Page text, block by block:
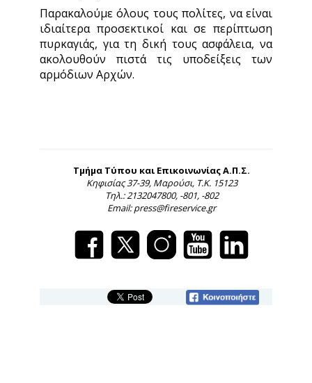
Παρακαλούμε όλους τους πολίτες, να είναι
ιδιαίτερα προσεκτικοί και σε περίπτωση
πυρκαγιάς, για τη δική τους ασφάλεια, να
ακολουθούν πιστά τις υποδείξεις των
αρμόδιων Αρχών.
Τμήμα Τύπου και Επικοινωνίας Α.Π.Σ.
Κηφισίας 37-39, Μαρούσι, Τ.Κ. 15123
Τηλ.: 2132047800, -801, -802
Email: press@fireservice.gr